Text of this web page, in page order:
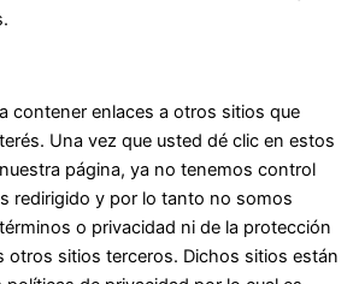
contener enlaces a otros sitios que
Una vez que usted dé clic en estos
página, ya no tenemos control
redirigido y por lo tanto no somos
o privacidad ni de la protección
otros sitios terceros. Dichos sitios están